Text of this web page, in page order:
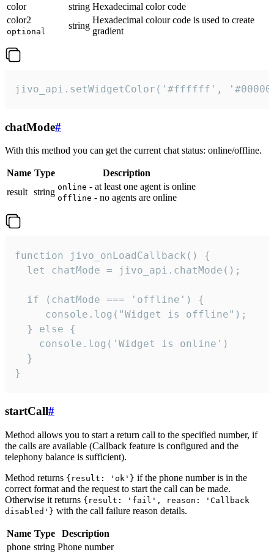
color
string Hexadecimal color code
color2
optional
string
Hexadecimal colour code is used to create
gradient
jivo_api.setWidgetColor('#ffffff',
chatMode#
With this method you can get the current chat status: online/offline.
Name Type
Description
result string online - at least one agent is online
offline - no agents are online
function jivo_onLoadCallback() {
  let chatMode = jivo_api.chatMode();
  if (chatMode === 'offline') {
     console.log("Widget is offline");
  } else {
    console.log('Widget is online')
  }
}
startCall#
Method allows you to start a return call to the specified number, if
the calls are available (Callback feature is configured and the
telephony balance is sufficient).
Method returns {result: 'ok'} if the phone number is in the
correct format and the request to start the call can be made.
Otherwise it returns {result: 'fail', reason: 'Callback
disabled'} with the call failure reason details.
Name Type
Description
phone string Phone number